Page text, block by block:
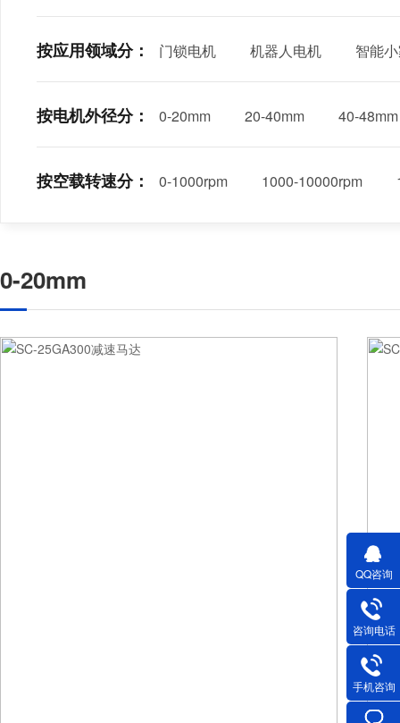
按应用领域分： 门锁电机 机器人电机 智能
按电机外径分： 0-20mm 20-40mm 40-48mm
按空载转速分： 0-1000rpm 1000-10000rpm
0-20mm
QQ咨询
咨询电话
手机咨询